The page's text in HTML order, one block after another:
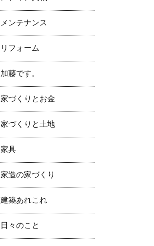
メンテナンス
リフォーム
加藤です。
家づくりとお金
家づくりと土地
家具
家造の家づくり
建築あれこれ
日々のこと